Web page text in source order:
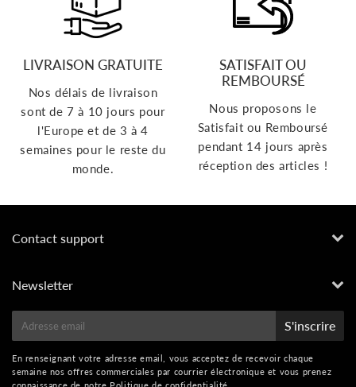
LIVRAISON GRATUITE
Nos délais de livraison
sont de 7 à 10 jours pour
l'Europe et de 3 à 4
semaines pour le reste du
monde.
SATISFAIT OU
REMBOURSÉ
Nous proposons le
Satisfait ou Remboursé
pendant 14 jours après
réception des articles !
Contact support
Newsletter
mail
S'inscrire
En renseignant votre adresse email, vous acceptez de recevoir chaque
semaine nos offres commerciales par courrier électronique et vous prenez
connaissance de notre Politique de confidentialité